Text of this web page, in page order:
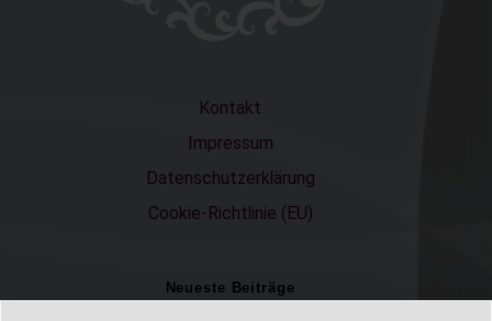
Kontakt
Impressum
Datenschutzerklärung
Cookie-Richtlinie (EU)
Neueste Beiträge